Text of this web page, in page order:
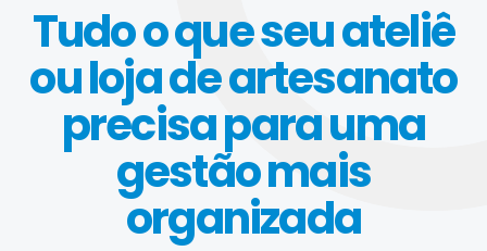
Tudo o que seu ateliê
ou loja de artesanato
precisa para uma
gestão mais
organizada